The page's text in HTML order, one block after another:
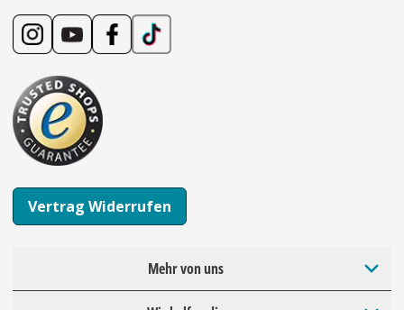
Vertrag Widerrufen
Mehr von uns